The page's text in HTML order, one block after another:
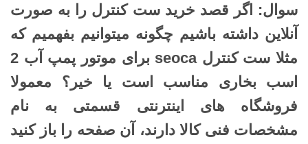
سوال: اگر قصد خرید ست کنترل را به صورت
آنلاین داشته باشیم چگونه میتوانیم بفهمیم که
مثلا ست کنترل seoca
برای موتور پمپ آب 2
اسب بخاری مناسب است یا خیر؟ معمولا
فروشگاه های اینترنتی قسمتی به نام
مشخصات فنی کالا دارند، آن صفحه را باز کنید